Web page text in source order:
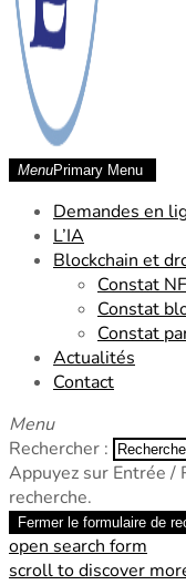
SCP Laude Dessard
MenuPrimary Menu
Demandes en
L’IA
Blockchain et
Constat
Constat
Constat
Actualités
Contact
Menu
Rechercher :
Appuyez sur Entrée /
recherche.
Fermer le formulaire de
open search form
scroll to discover